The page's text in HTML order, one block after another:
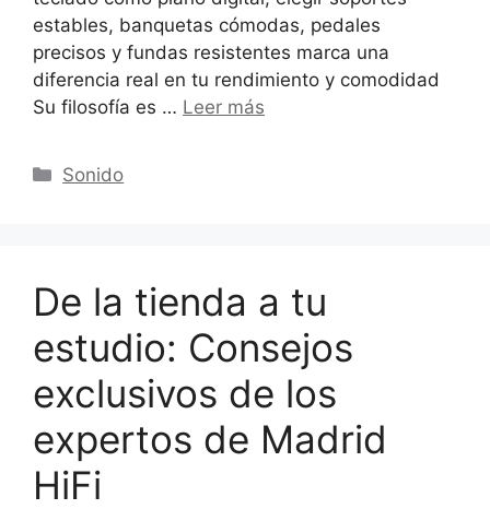
estables, banquetas cómodas, pedales
precisos y fundas resistentes marca una
diferencia real en tu rendimiento y comodidad
Su filosofía es … Leer más
Categorías
Sonido
De la tienda a tu
estudio: Consejos
exclusivos de los
expertos de Madrid
HiFi